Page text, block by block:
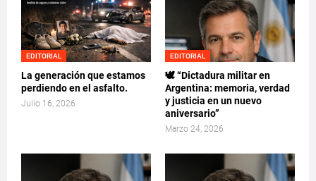
EDITORIAL
La generación que estamos
perdiendo en el asfalto.
Julio 16, 2026
EDITORIAL
🕊️ “Dictadura militar en
Argentina: memoria, verdad
y justicia en un nuevo
aniversario”
Marzo 24, 2026